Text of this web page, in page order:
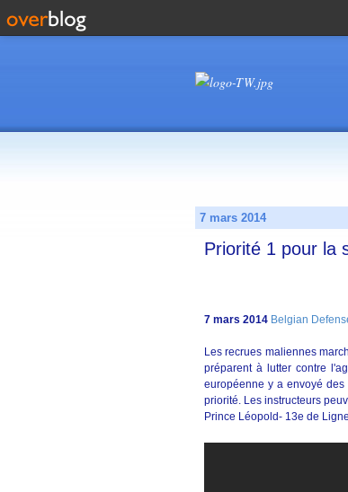
7 mars 2014
Priorité 1 pour la
7 mars 2014 Belgian
Les recrues maliennes
préparent à lutter contre
européenne y a envoyé
priorité. Les instructeurs
Prince Léopold- 13e de